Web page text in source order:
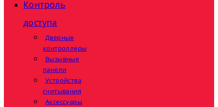
Контроль
доступа
Дверные
контроллеры
Вызывные
панели
Устройства
считывания
Аксессуары